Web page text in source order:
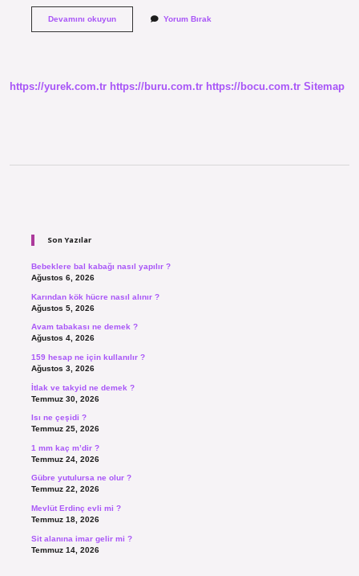
Devamını okuyunKaç
Yorum Bırak
https://yurek.com.tr https://buru.com.tr https://bocu.com.tr Sitemap
Son Yazılar
Bebeklere bal kabağı nasıl yapılır ?
Ağustos 6, 2026
Karından kök hücre nasıl alınır ?
Ağustos 5, 2026
Avam tabakası ne demek ?
Ağustos 4, 2026
159 hesap ne için kullanılır ?
Ağustos 3, 2026
İtlak ve takyid ne demek ?
Temmuz 30, 2026
Isı ne çeşidi ?
Temmuz 25, 2026
1 mm kaç m’dir ?
Temmuz 24, 2026
Gübre yutulursa ne olur ?
Temmuz 22, 2026
Mevlüt Erdinç evli mi ?
Temmuz 18, 2026
Sit alanına imar gelir mi ?
Temmuz 14, 2026